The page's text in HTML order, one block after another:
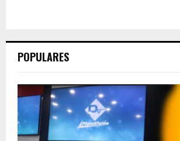
POPULARES